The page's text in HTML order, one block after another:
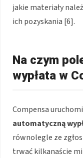
jakie materiały
ich pozyskania [6].
Na czym
wypłata w
Compensa
automatyczną
równolegle ze
trwać kilkanaście